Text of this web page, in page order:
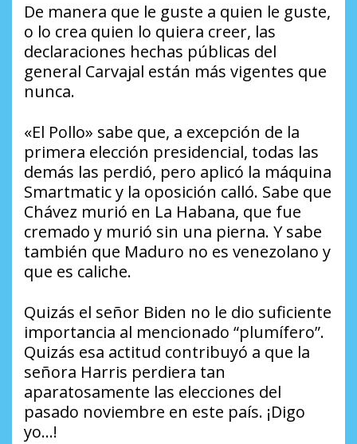
De manera que le guste a quien le guste,
o lo crea quien lo quiera creer, las
declaraciones hechas públicas del
general Carvajal están más vigentes que
nunca.
«El Pollo» sabe que, a excepción de la
primera elección presidencial, todas las
demás las perdió, pero aplicó la máquina
Smartmatic y la oposición calló. Sabe que
Chávez murió en La Habana, que fue
cremado y murió sin una pierna. Y sabe
también que Maduro no es venezolano y
que es caliche.
Quizás el señor Biden no le dio suficiente
importancia al mencionado “plumífero”.
Quizás esa actitud contribuyó a que la
señora Harris perdiera tan
aparatosamente las elecciones del
pasado noviembre en este país. ¡Digo
yo…!